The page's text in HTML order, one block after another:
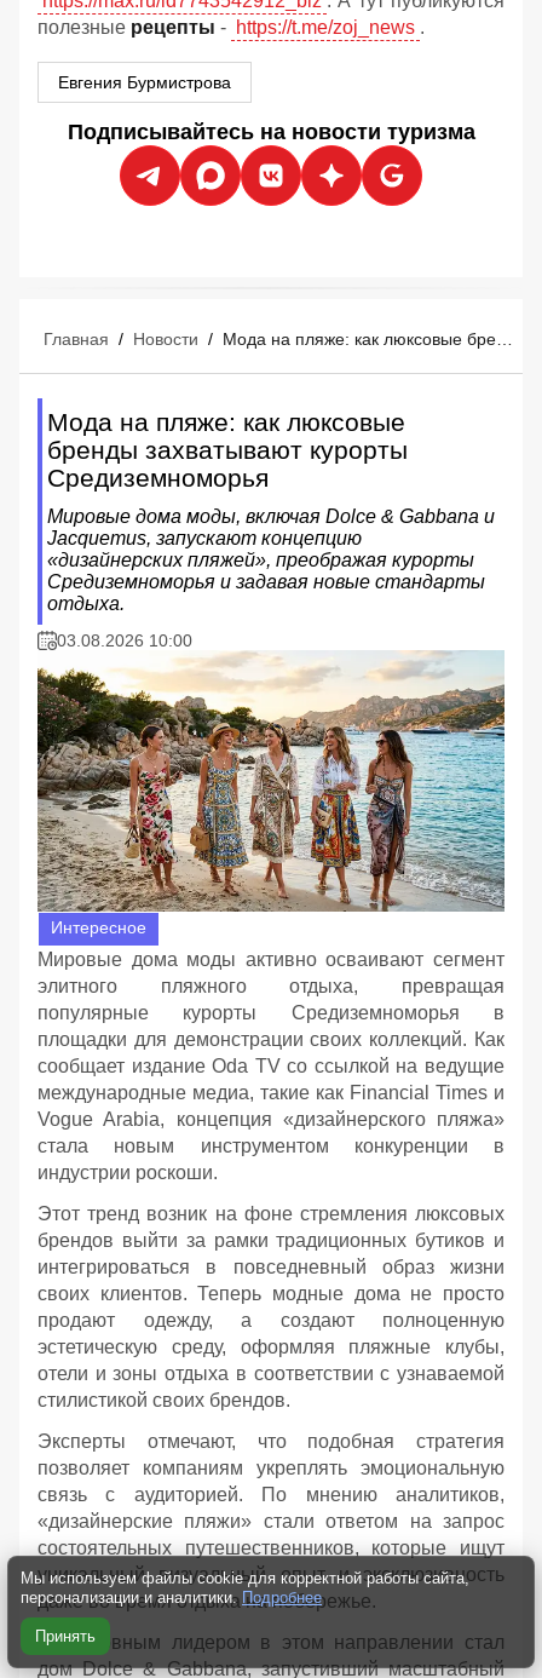
полезные рецепты - https://t.me/zoj_news .
Евгения Бурмистрова
Подписывайтесь на новости туризма
Главная / Новости / Мода на пляже: как люксовые бренды захватывают курорты Средиземноморья
Мода на пляже: как люксовые
бренды захватывают курорты
Средиземноморья
Мировые дома моды, включая Dolce & Gabbana и
Jacquemus, запускают концепцию
«дизайнерских пляжей», преображая курорты
Средиземноморья и задавая новые стандарты
отдыха.
03.08.2026 10:00
Интересное
Мировые дома моды активно осваивают сегмент
элитного пляжного отдыха, превращая
популярные курорты Средиземноморья в
площадки для демонстрации своих коллекций. Как
сообщает издание Oda TV со ссылкой на ведущие
международные медиа, такие как Financial Times и
Vogue Arabia, концепция «дизайнерского пляжа»
стала новым инструментом конкуренции в
индустрии роскоши.
Этот тренд возник на фоне стремления люксовых
брендов выйти за рамки традиционных бутиков и
интегрироваться в повседневный образ жизни
своих клиентов. Теперь модные дома не просто
продают одежду, а создают полноценную
эстетическую среду, оформляя пляжные клубы,
отели и зоны отдыха в соответствии с узнаваемой
стилистикой своих брендов.
Эксперты отмечают, что подобная стратегия
позволяет компаниям укреплять эмоциональную
связь с аудиторией. По мнению аналитиков,
«дизайнерские пляжи» стали ответом на запрос
состоятельных путешественников, которые ищут
уникальный визуальный опыт и эксклюзивность
даже во время отдыха на побережье.
Безусловным лидером в этом направлении стал
дом Dolce & Gabbana, запустивший масштабный
Мы используем файлы cookie для корректной работы сайта,
персонализации и аналитики. Подробнее
Принять